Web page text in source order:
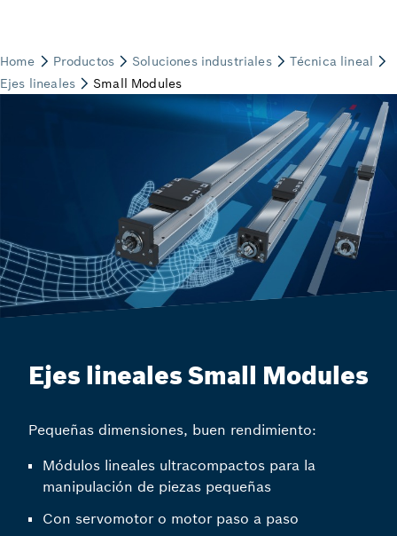
Ejes lineales Small Modules
Pequeñas dimensiones, buen rendimiento:
Módulos lineales ultracompactos para la
manipulación de piezas pequeñas
Con servomotor o motor paso a paso